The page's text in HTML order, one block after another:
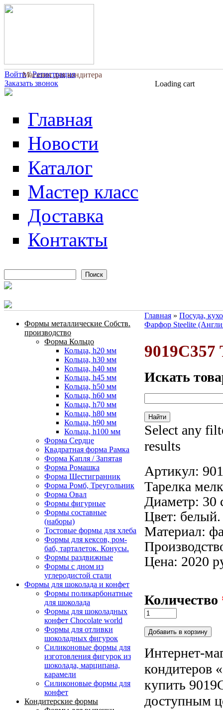
Перейти к основному содержанию
Магазин для кондитера
Войти/Регистрация
Заказать звонок
Loading cart
Главная
Новости
Каталог
Мастер класс
Доставка
Контакты
Форма поиска
Формы металлические Собств.
производство
Форма Кольцо
Кольца, h20 мм
Кольца, h30 мм
Кольца, h40 мм
Кольца, h45 мм
Кольца, h50 мм
Кольца, h60 мм
Кольца, h70 мм
Кольца, h80 мм
Кольца, h90 мм
Кольца, h100 мм
Форма Сердце
Квадратная форма Рамка
Форма Капля / Запятая
Форма Ромашка
Форма Шестигранник
Форма Ромб, Треугольник
Форма Овал
Формы фигурные
Формы составные
(наборы)
Тостовые формы для хлеба
Формы для кексов, ром-
баб, тарталеток. Конусы.
Формы раздвижные
Формы с дном из
углеродистой стали
Формы для шоколада и конфет
Формы поликарбонатные
для шоколада
Формы для шоколадных
конфет Сhocolate world
Формы для отливки
шоколадных фигурок
Силиконовые формы для
изготовления фигурок из
шоколада, марципана,
карамели
Силиконовые формы для
конфет
Кондитерские формы
Вы здесь
Главная » Посуда,
Фарфор Steelite
9019C357
Искать
Select any
results
Артикул:
Тарелка
Диаметр: 30
Цвет: белый.
Материал:
Цена: 2020
Количество
Интернет-
кондитеров
купить
доступным